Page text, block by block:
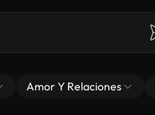
Amor Y Relaciones